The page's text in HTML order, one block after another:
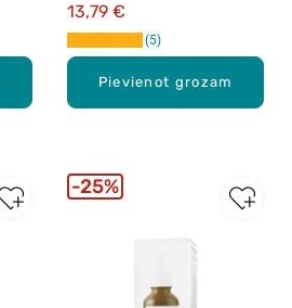
Pievienot grozam
13,79 €
5
25%